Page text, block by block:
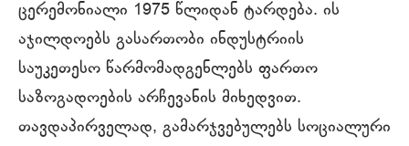
ცერემონიალი 1975 წლიდან ტარდება. ის
აჯილდოებს გასართობი ინდუსტრიის
საუკეთესო წარმომადგენლებს ფართო
საზოგადოების არჩევანის მიხედვით.
თავდაპირველად, გამარჯვებულებს სოციალური